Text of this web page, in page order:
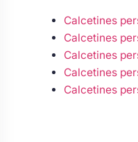
Calcetines
Calcetines
Calcetines
Calcetines
Calcetines